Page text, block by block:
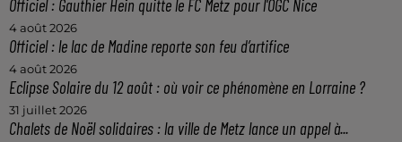
Officiel : Gauthier Hein quitte le FC Metz pour l'OGC Nice
4 août 2026
Officiel : le lac de Madine reporte son feu d’artifice
4 août 2026
Eclipse Solaire du 12 août : où voir ce phénomène en Lorraine ?
31 juillet 2026
Chalets de Noël solidaires : la ville de Metz lance un appel à...